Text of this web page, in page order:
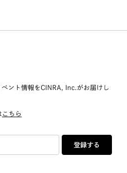
ント情報をCINRA, Inc.がお届けし
こちら
登録する